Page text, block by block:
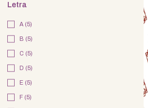
Letra
A (5)
B (5)
C (5)
D (5)
E (5)
F (5)